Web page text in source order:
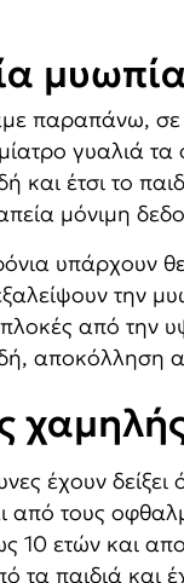
παραπάνω, σε
γυαλιά τα
και έτσι το
μόνιμη
υπάρχουν
την
από την
αποκόλληση
έχουν
από τους
10 ετών και
τα παιδιά και